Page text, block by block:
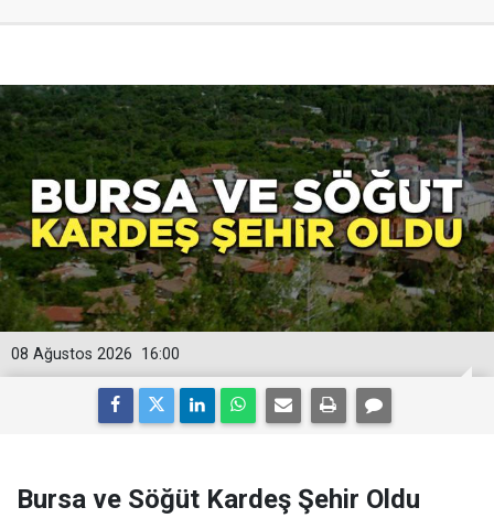
16:00
08 Ağustos 2026
Bursa ve Söğüt Kardeş Şehir Oldu